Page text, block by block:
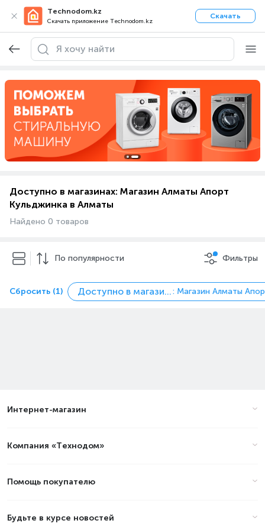
Technodom.kz
Скачать приложение Technodom.kz
Скачать
Доступно в магазинах: Магазин Алматы Апорт
Кульджинка в Алматы
Найдено 0 товаров
По популярности Фильтры
Сбросить (1) Доступно в магазинах: Магазин Алматы
Интернет-магазин
Компания «Технодом»
Помощь покупателю
Будьте в курсе новостей